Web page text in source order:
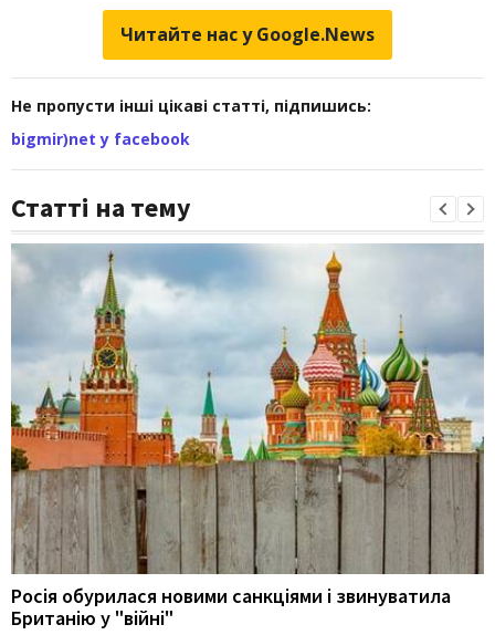
Читайте нас у Google.News
Не пропусти інші цікаві статті, підпишись:
bigmir)net у facebook
Статті на тему
Росія обурилася новими санкціями і звинуватила
Британію у "війні"